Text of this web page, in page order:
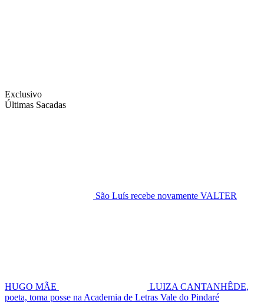
Exclusivo
Últimas Sacadas
São Luís recebe novamente VALTER
HUGO MÃE
LUIZA CANTANHÊDE,
poeta, toma posse na Academia de Letras Vale do Pindaré